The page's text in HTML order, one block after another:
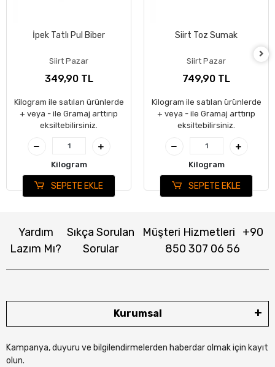
İpek Tatlı Pul Biber
Siirt Pazar
349,90 TL
Kilogram ile satılan ürünlerde
+ veya - ile Gramaj arttırıp
eksiltebilirsiniz.
Kilogram
SEPETE EKLE
Siirt Toz Sumak
Siirt Pazar
749,90 TL
Kilogram ile satılan ürünlerde
+ veya - ile Gramaj arttırıp
eksiltebilirsiniz.
Kilogram
SEPETE EKLE
Yardım
Lazım Mı?
Sıkça Sorulan
Sorular
Müşteri Hizmetleri
+90
850 307 06 56
Kurumsal
Kampanya, duyuru ve bilgilendirmelerden haberdar olmak için kayıt
olun.